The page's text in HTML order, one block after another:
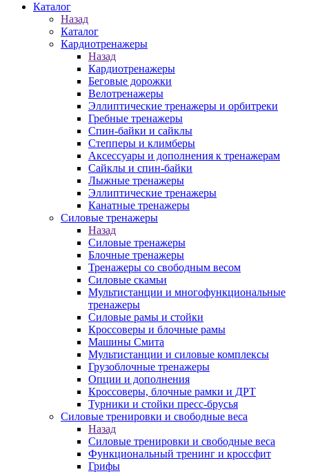
Каталог
Назад
Каталог
Кардиотренажеры
Назад
Кардиотренажеры
Беговые дорожки
Велотренажеры
Эллиптические тренажеры и орбитреки
Гребные тренажеры
Спин-байки и сайклы
Степперы и климберы
Аксессуары и дополнения к тренажерам
Сайклы и спин-байки
Лыжные тренажеры
Эллиптические тренажеры
Канатные тренажеры
Силовые тренажеры
Назад
Силовые тренажеры
Блочные тренажеры
Тренажеры со свободным весом
Силовые скамьи
Мультистанции и многофункциональные
тренажеры
Силовые рамы и стойки
Кроссоверы и блочные рамы
Машины Смита
Мультистанции и силовые комплексы
Грузоблочные тренажеры
Опции и дополнения
Кроссоверы, блочные рамки и ДРТ
Турники и стойки пресс-брусья
Силовые тренировки и свободные веса
Назад
Силовые тренировки и свободные веса
Функциональный тренинг и кроссфит
Грифы